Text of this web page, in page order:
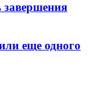
еще одного